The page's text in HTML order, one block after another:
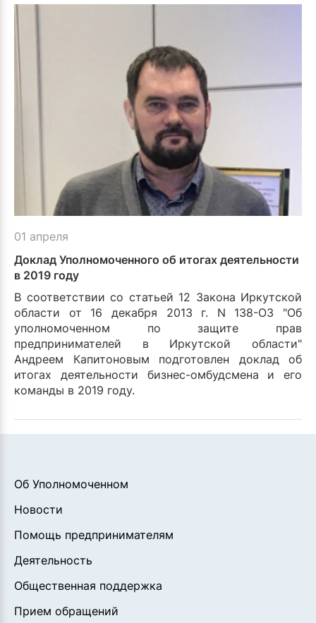
01 апреля
Доклад Уполномоченного об итогах деятельности
в 2019 году
В соответствии со статьей 12 Закона Иркутской
области от 16 декабря 2013 г. N 138-ОЗ "Об
уполномоченном по защите прав
предпринимателей в Иркутской области"
Андреем Капитоновым подготовлен доклад об
итогах деятельности бизнес-омбудсмена и его
команды в 2019 году.
Об Уполномоченном
Новости
Помощь предпринимателям
Деятельность
Общественная поддержка
Прием обращений